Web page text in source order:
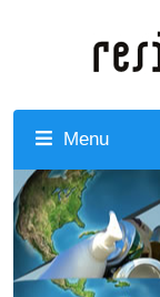
Menu